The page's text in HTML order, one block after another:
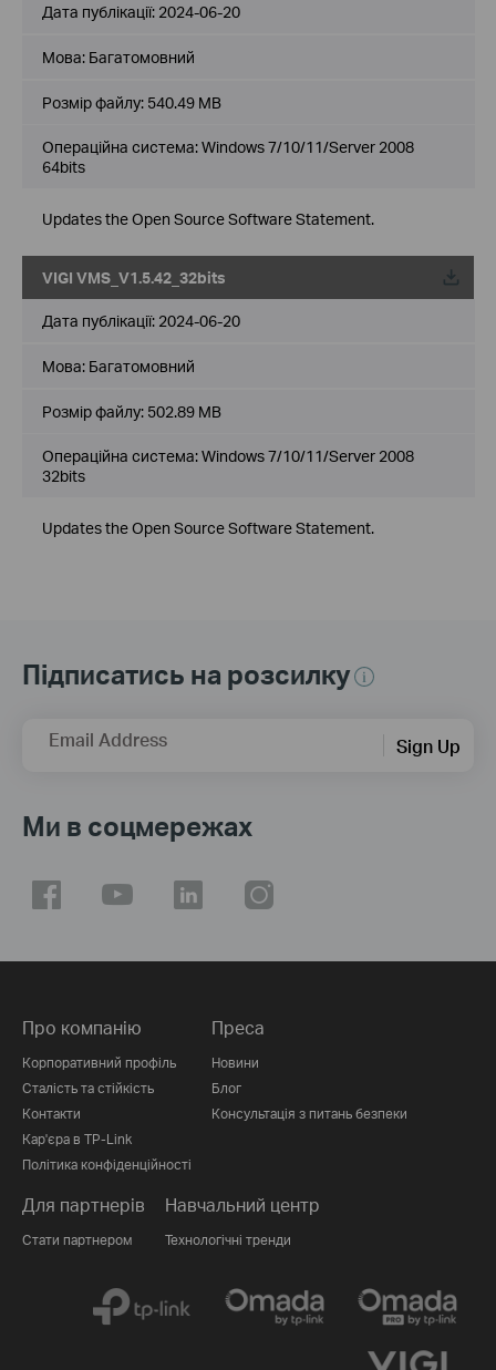
Дата публікації: 2024-06-20
Мова: Багатомовний
Розмір файлу: 540.49 MB
Операційна система: Windows 7/10/11/Server 2008
64bits
Updates the Open Source Software Statement.
VIGI VMS_V1.5.42_32bits
Дата публікації: 2024-06-20
Мова: Багатомовний
Розмір файлу: 502.89 MB
Операційна система: Windows 7/10/11/Server 2008
32bits
Updates the Open Source Software Statement.
Підписатись на розсилку
Email Address Sign Up
Ми в соцмережах
Про компанію
Корпоративний профіль
Сталість та стійкість
Контакти
Кар'єра в TP-Link
Політика конфіденційності
Преса
Новини
Блог
Консультація з питань безпеки
Для партнерів
Стати партнером
Навчальний центр
Технологічні тренди